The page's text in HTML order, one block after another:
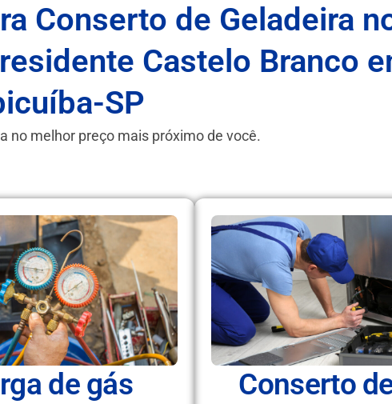
Conserto de Geladeira
Castelo Branco
SP
no melhor preço mais próximo de você.
de gás
Conserto